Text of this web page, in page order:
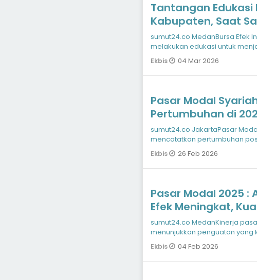
Tantangan Edukasi
Kabupaten, Saat
dengan Tradisi
sumut24.co MedanBursa Efek Indonesia (BEI) Sumatera Utara terus
melakukan edukasi untuk
Medan yaitu di
Ekbis 04 Mar 2026
Pasar Modal
Pertumbuhan di
sumut24.co JakartaPasar Modal Syariah (PMS) di Indonesia
mencatatkan pertumbuhan
2025. Tren kenaik
Ekbis 26 Feb 2026
Pasar Modal 2025
Efek Meningkat,
Tercatat Semakin
sumut24.co MedanKinerja pasar modal Indonesia pada tahun 2025
menunjukkan penguatan
tahun politik
Ekbis 04 Feb 2026